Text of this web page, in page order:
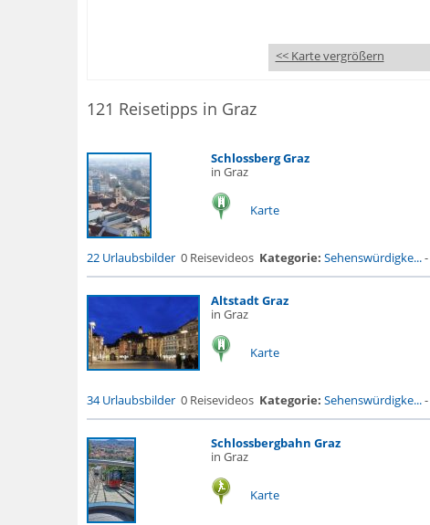
<< Karte vergrößern
121 Reisetipps in Graz
Schlossberg Graz
in Graz
Karte
22 Urlaubsbilder 0 Reisevideos Kategorie: Sehenswürdigke...-
Altstadt Graz
in Graz
Karte
34 Urlaubsbilder 0 Reisevideos Kategorie: Sehenswürdigke...-
Schlossbergbahn Graz
in Graz
Karte